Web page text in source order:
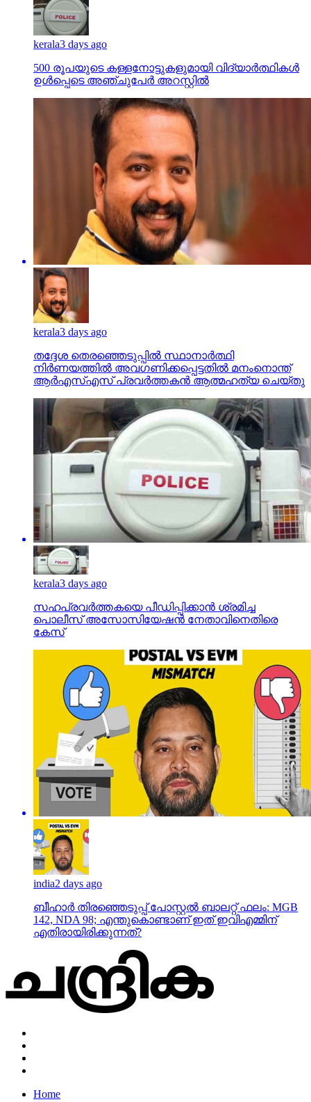
kerala3 days ago
500 രൂപയുടെ കള്ളനോട്ടുകളുമായി വിദ്യാര്‍ത്ഥികള്‍
ഉള്‍പ്പെടെ അഞ്ചുപേര്‍ അറസ്റ്റില്‍
kerala3 days ago
തദ്ദേശ തെരഞ്ഞെടുപ്പില്‍ സ്ഥാനാര്‍ത്ഥി
നിര്‍ണയത്തില്‍ അവഗണിക്കപ്പെട്ടതില്‍ മനംനൊന്ത്
ആര്‍എസ്എസ് പ്രവര്‍ത്തകന്‍ ആത്മഹത്യ ചെയ്തു
kerala3 days ago
സഹപ്രവര്‍ത്തകയെ പീഡിപ്പിക്കാന്‍ ശ്രമിച്ച
പൊലീസ് അസോസിയേഷന്‍ നേതാവിനെതിരെ
കേസ്
india2 days ago
ബീഹാർ തിരഞ്ഞെടുപ്പ് പോസ്റ്റൽ ബാലറ്റ് ഫലം: MGB
142, NDA 98; എന്തുകൊണ്ടാണ് ഇത് ഇവിഎമ്മിന്
എതിരായിരിക്കുന്നത്?
Home